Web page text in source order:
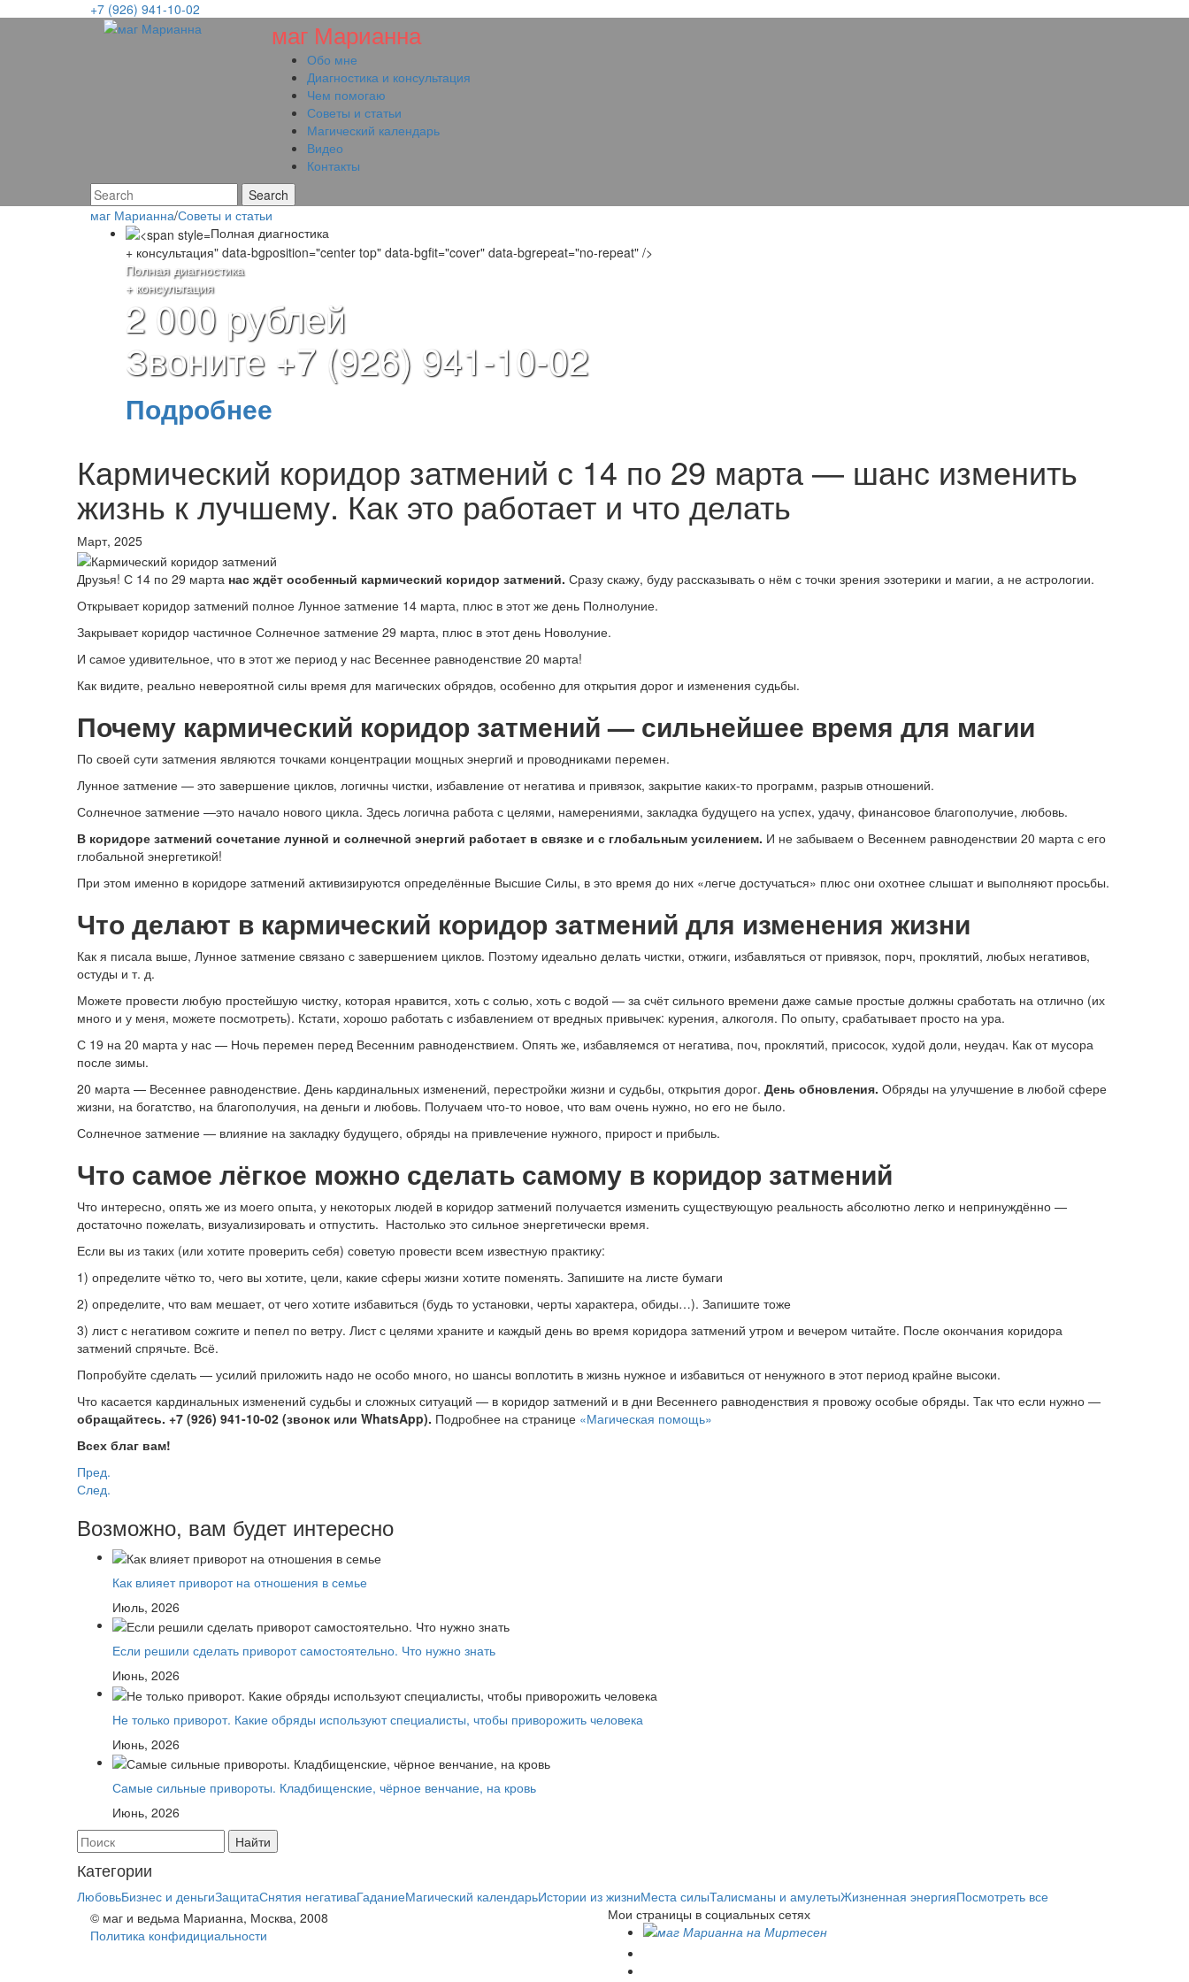
+7 (926) 941-10-02
маг Марианна
Обо мне
Диагностика и консультация
Чем помогаю
Советы и статьи
Магический календарь
Видео
Контакты
маг Марианна/Советы и статьи
Полная диагностика
+ консультация" data-bgposition="center top" data-bgfit="cover" data-bgrepeat="no-repeat" />
Полная диагностика
+ консультация
2 000 рублей
Звоните +7 (926) 941-10-02
Подробнее
Кармический коридор затмений с 14 по 29 марта — шанс изменить
жизнь к лучшему. Как это работает и что делать
Март, 2025
Друзья! С 14 по 29 марта нас ждёт особенный кармический коридор затмений. Сразу скажу, буду рассказывать о нём с точки зрения эзотерики и магии, а не астрологии.
Открывает коридор затмений полное Лунное затмение 14 марта, плюс в этот же день Полнолуние.
Закрывает коридор частичное Солнечное затмение 29 марта, плюс в этот день Новолуние.
И самое удивительное, что в этот же период у нас Весеннее равноденствие 20 марта!
Как видите, реально невероятной силы время для магических обрядов, особенно для открытия дорог и изменения судьбы.
Почему кармический коридор затмений — сильнейшее время для магии
По своей сути затмения являются точками концентрации мощных энергий и проводниками перемен.
Лунное затмение — это завершение циклов, логичны чистки, избавление от негатива и привязок, закрытие каких-то программ, разрыв отношений.
Солнечное затмение —это начало нового цикла. Здесь логична работа с целями, намерениями, закладка будущего на успех, удачу, финансовое благополучие, любовь.
В коридоре затмений сочетание лунной и солнечной энергий работает в связке и с глобальным усилением. И не забываем о Весеннем равноденствии 20 марта с его
глобальной энергетикой!
При этом именно в коридоре затмений активизируются определённые Высшие Силы, в это время до них «легче достучаться» плюс они охотнее слышат и выполняют просьбы.
Что делают в кармический коридор затмений для изменения жизни
Как я писала выше, Лунное затмение связано с завершением циклов. Поэтому идеально делать чистки, отжиги, избавляться от привязок, порч, проклятий, любых негативов,
остуды и т. д.
Можете провести любую простейшую чистку, которая нравится, хоть с солью, хоть с водой — за счёт сильного времени даже самые простые должны сработать на отлично (их
много и у меня, можете посмотреть). Кстати, хорошо работать с избавлением от вредных привычек: курения, алкоголя. По опыту, срабатывает просто на ура.
С 19 на 20 марта у нас — Ночь перемен перед Весенним равноденствием. Опять же, избавляемся от негатива, поч, проклятий, присосок, худой доли, неудач. Как от мусора
после зимы.
20 марта — Весеннее равноденствие. День кардинальных изменений, перестройки жизни и судьбы, открытия дорог. День обновления. Обряды на улучшение в любой сфере
жизни, на богатство, на благополучия, на деньги и любовь. Получаем что-то новое, что вам очень нужно, но его не было.
Солнечное затмение — влияние на закладку будущего, обряды на привлечение нужного, прирост и прибыль.
Что самое лёгкое можно сделать самому в коридор затмений
Что интересно, опять же из моего опыта, у некоторых людей в коридор затмений получается изменить существующую реальность абсолютно легко и непринуждённо —
достаточно пожелать, визуализировать и отпустить. Настолько это сильное энергетически время.
Если вы из таких (или хотите проверить себя) советую провести всем известную практику:
1) определите чётко то, чего вы хотите, цели, какие сферы жизни хотите поменять. Запишите на листе бумаги
2) определите, что вам мешает, от чего хотите избавиться (будь то установки, черты характера, обиды…). Запишите тоже
3) лист с негативом сожгите и пепел по ветру. Лист с целями храните и каждый день во время коридора затмений утром и вечером читайте. После окончания коридора
затмений спрячьте. Всё.
Попробуйте сделать — усилий приложить надо не особо много, но шансы воплотить в жизнь нужное и избавиться от ненужного в этот период крайне высоки.
Что касается кардинальных изменений судьбы и сложных ситуаций — в коридор затмений и в дни Весеннего равноденствия я провожу особые обряды. Так что если нужно —
обращайтесь. +7 (926) 941-10-02 (звонок или WhatsApp). Подробнее на странице «Магическая помощь»
Всех благ вам!
Пред.
След.
Возможно, вам будет интересно
Как влияет приворот на отношения в семье
Июль, 2026
Если решили сделать приворот самостоятельно. Что нужно знать
Июнь, 2026
Не только приворот. Какие обряды используют специалисты, чтобы приворожить человека
Июнь, 2026
Самые сильные привороты. Кладбищенские, чёрное венчание, на кровь
Июнь, 2026
Категории
ЛюбовьБизнес и деньгиЗащитаСнятия негативаГаданиеМагический календарьИстории из жизниМеста силыТалисманы и амулетыЖизненная энергияПосмотреть все
© маг и ведьма Марианна, Москва, 2008
Политика конфидициальности
Мои страницы в социальных сетях